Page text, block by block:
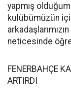
yapmış
kulübümüzün
neticesinde
FENERBAHÇE
ARTIRDI